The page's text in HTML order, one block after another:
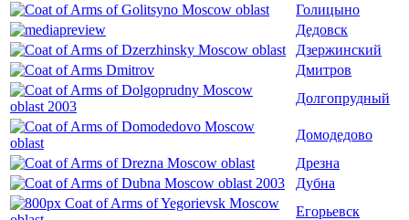
Голицыно
Дедовск
Дзержинский
Дмитров
Долгопрудный
Домодедово
Дрезна
Дубна
Егорьевск